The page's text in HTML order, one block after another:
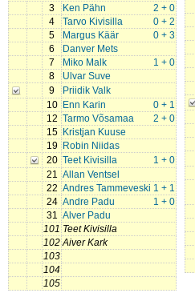
3
2 + 0
Ken Pähn
4
0 + 2
Tarvo Kivisilla
5
0 + 3
Margus Käär
6
Danver Mets
7
1 + 0
Miko Malk
8
Ulvar Suve
9
Priidik Valk
10
0 + 1
Enn Karin
12
2 + 0
Tarmo Võsamaa
15
Kristjan Kuuse
19
Robin Niidas
20
1 + 0
Teet Kivisilla
21 Allan Ventsel
22
1 + 1
Andres Tammeveski
24
1 + 0
Andre Padu
31 Alver Padu
101 Teet Kivisilla
102 Aiver Kark
103
104
105